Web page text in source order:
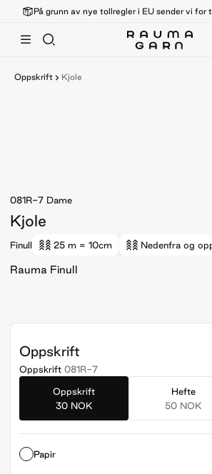
På grunn av nye tollregler i EU sender vi for
Oppskrift Kjole
081R-7 Dame
Kjole
Finull 25 m = 10cm Nedenfra og
Rauma Finull
Oppskrift
Oppskrift 081R-7
Oppskrift
30 NOK
Hefte
50 NOK
Papir